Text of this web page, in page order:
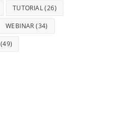
TUTORIAL(26)
WEBINAR (34)
(49)